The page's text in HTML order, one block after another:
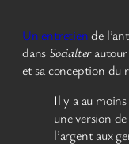
Un entretiende
dansSocialterautour
et sa conception du
Il y a au
une version
l’argent aux